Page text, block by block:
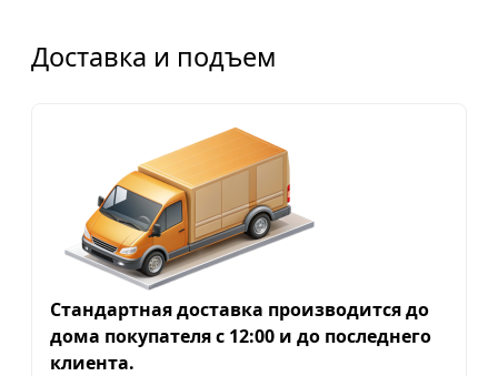
Доставка и подъем
Стандартная доставка производится до
дома покупателя с 12:00 и до последнего
клиента.